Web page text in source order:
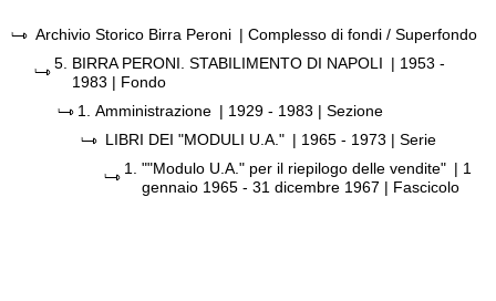
Archivio Storico Birra Peroni | Complesso di fondi / Superfondo
5. BIRRA PERONI. STABILIMENTO DI NAPOLI | 1953 -
1983 | Fondo
1.
Amministrazione | 1929 - 1983 | Sezione
LIBRI DEI "MODULI U.A." | 1965 - 1973 | Serie
1.
""Modulo U.A." per il riepilogo delle vendite" | 1
gennaio 1965 - 31 dicembre 1967 | Fascicolo